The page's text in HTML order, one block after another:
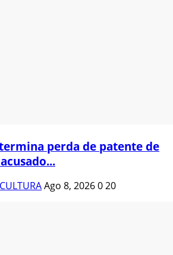
perda de patente de
Ago 8, 2026020